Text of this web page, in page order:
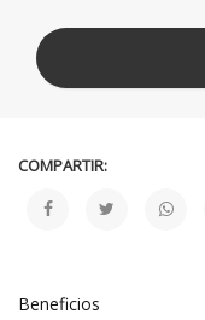
COMPARTIR:
Beneficios